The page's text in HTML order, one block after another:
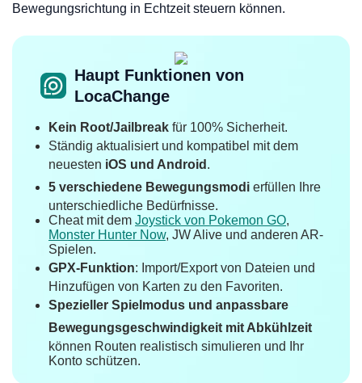
Bewegungsrichtung in Echtzeit steuern können.
Haupt Funktionen von
LocaChange
Kein Root/Jailbreak für 100% Sicherheit.
Ständig aktualisiert und kompatibel mit dem
neuesten iOS und Android .
5 verschiedene Bewegungsmodi erfüllen Ihre
unterschiedliche Bedürfnisse.
Cheat mit dem Joystick von Pokemon GO,
Monster Hunter Now, JW Alive und anderen AR-
Spielen.
GPX-Funktion: Import/Export von Dateien und
Hinzufügen von Karten zu den Favoriten.
Spezieller Spielmodus und anpassbare
Bewegungsgeschwindigkeit mit Abkühlzeit
können Routen realistisch simulieren und Ihr
Konto schützen.